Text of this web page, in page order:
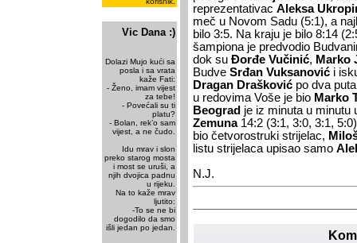
Vic Dana :)
Dolazi Mujo kući sa
posla i sa vrata
kaže Fati:
- Ženo, imam vijest
za tebe!
- Povećali su ti
platu?
- Bolan, rek’o sam
vijest, a ne čudo.
Idu mrav i slon
preko starog mosta
i most se uruši, a
njih dvojica padnu
u rijeku.
Na to kaže mrav
ljutito:
-To se ne bi
dogodilo da smo
išli jedan po jedan.
reprezentativac Aleksa
meč u Novom Sadu (5:1), a
bilo 3:5. Na kraju je bilo 8:14
šampiona je predvodio
dok su Đorđe Vučinić, Marko
Budve Srđan Vuksanović i
Dragan Drašković po dva
u redovima Voše je bio Marko
Beograd je iz minuta u minutu
Zemuna14:2 (3:1, 3:0, 3:1,
bio četvorostruki strijelac,
listu strijelaca upisao samo
N.J.